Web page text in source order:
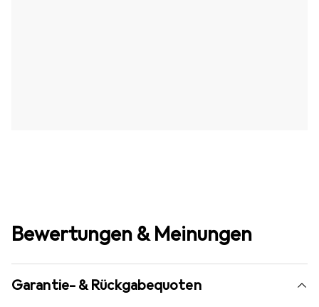
Bewertungen & Meinungen
Garantie- & Rückgabequoten